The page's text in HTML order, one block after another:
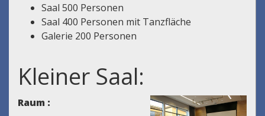
Saal 500 Personen
Saal 400 Personen mit Tanzfläche
Galerie 200 Personen
Kleiner Saal:
Raum :